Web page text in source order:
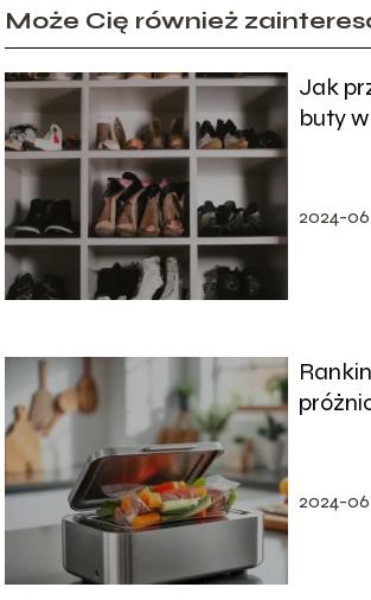
Może Cię również
Jak
buty
2024-
2024-